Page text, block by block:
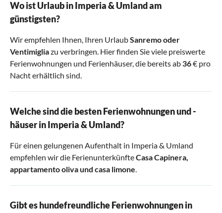
Wo ist Urlaub in Imperia & Umland am
günstigsten?
Wir empfehlen Ihnen, Ihren UrlaubSanremooder
Ventimigliazu verbringen. Hier finden Sie viele preiswerte
Ferienwohnungen und Ferienhäuser, die bereits ab 36€ pro
Nacht erhältlich sind.
Welche sind die besten Ferienwohnungen und -
häuser in Imperia & Umland?
Für einen gelungenen Aufenthalt in Imperia & Umland
empfehlen wir die FerienunterkünfteCasa Capinera,
appartamento olivaund casa limone.
Gibt es hundefreundliche Ferienwohnungen in